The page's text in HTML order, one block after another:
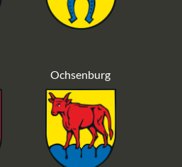
Ochsenburg